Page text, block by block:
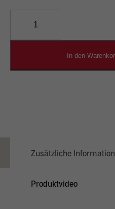
Designputz
In den
Zusätzliche
Produktvideo